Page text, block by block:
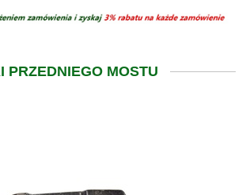
PRZEDNIEGO MOSTU